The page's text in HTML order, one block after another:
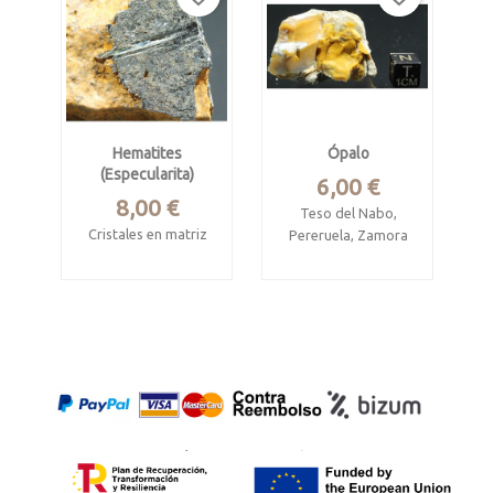
Mide 2.8 x 2.5 x 2.2
cm
Hematites
(Especularita)
Precio
8,00 €
Cristales en matriz
Ópalo
Precio
6,00 €
Teso del Nabo,
Pereruela, Zamora